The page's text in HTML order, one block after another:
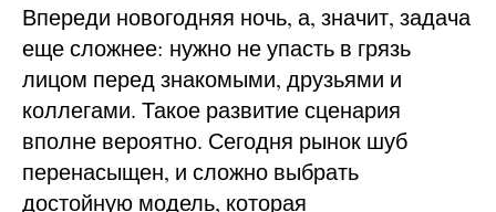
Впереди новогодняя ночь, а, значит, задача
еще сложнее: нужно не упасть в грязь
лицом перед знакомыми, друзьями и
коллегами. Такое развитие сценария
вполне вероятно. Сегодня рынок шуб
перенасыщен, и сложно выбрать
достойную модель, которая